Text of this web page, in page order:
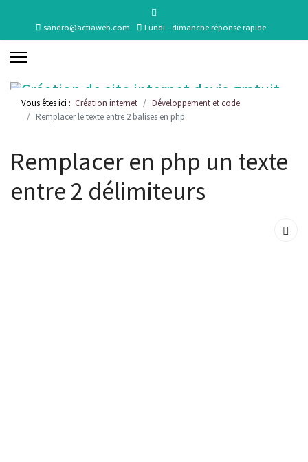
sandro@actiaweb.com Lundi - dimanche réponse rapide
Vous êtes ici : Création internet
Développement et code
Remplacer le texte entre 2 balises en php
Remplacer en php un texte
entre 2 délimiteurs